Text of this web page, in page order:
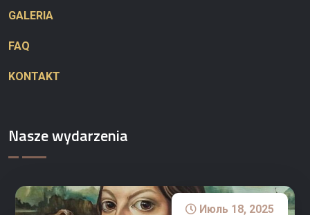
GALERIA
FAQ
KONTAKT
Nasze wydarzenia
Июль 18, 2025